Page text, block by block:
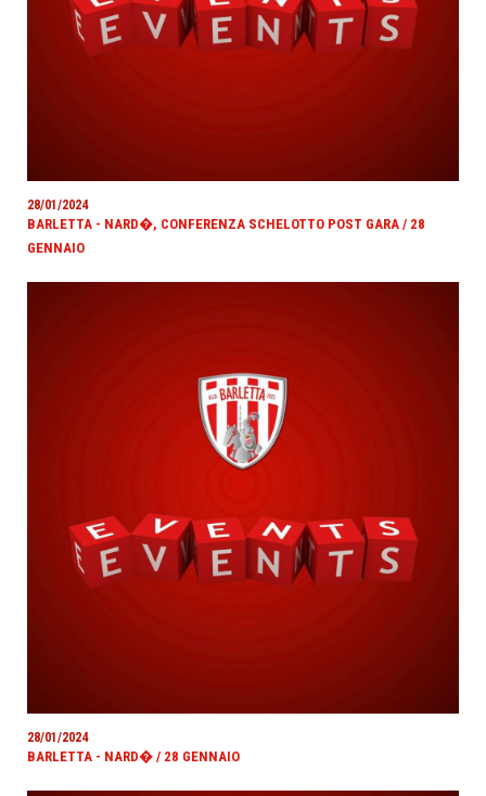
28/01/2024
BARLETTA - NARD�, CONFERENZA SCHELOTTO POST GARA / 28
GENNAIO
28/01/2024
BARLETTA - NARD� / 28 GENNAIO